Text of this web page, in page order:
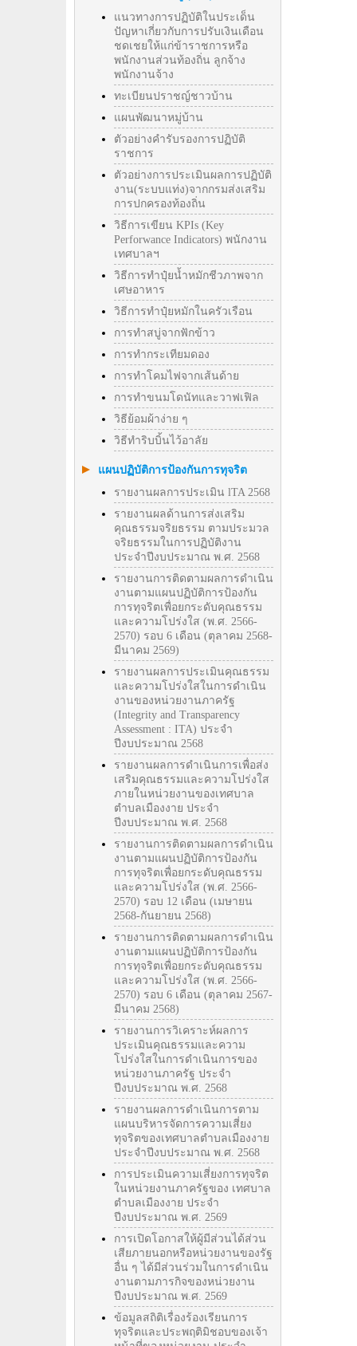
แนวทางการปฏิบัติในประเด็น
ปัญหาเกี่ยวกับการปรับเงินเดือน
ชดเชยให้แก่ข้าราชการหรือ
พนักงานส่วนท้องถิ่น ลูกจ้าง
พนักงานจ้าง
ทะเบียนปราชญ์ชาวบ้าน
แผนพัฒนาหมู่บ้าน
ตัวอย่างคำรับรองการปฏิบัติ
ราชการ
ตัวอย่างการประเมินผลการปฏิบัติ
งาน(ระบบแท่ง)จากกรมส่งเสริม
การปกครองท้องถิ่น
วิธีการเขียน KPIs (Key
Perforwance Indicators) พนักงาน
เทศบาลฯ
วิธีการทำปุ๋ยน้ำหมักชีวภาพจาก
เศษอาหาร
วิธีการทำปุ๋ยหมักในครัวเรือน
การทำสบู่จากฟักข้าว
การทำกระเทียมดอง
การทำโคมไฟจากเส้นด้าย
การทำขนมโดนัทและวาฟเฟิล
วิธีย้อมผ้าง่าย ๆ
วิธีทําริบบิ้นไว้อาลัย
แผนปฏิบัติการป้องกันการทุจริต
รายงานผลการประเมิน lTA 2568
รายงานผลด้านการส่งเสริม
คุณธรรมจริยธรรม ตามประมวล
จริยธรรมในการปฏิบัติงาน
ประจำปีงบประมาณ พ.ศ. 2568
รายงานการติดตามผลการดำเนิน
งานตามแผนปฏิบัติการป้องกัน
การทุจริตเพื่อยกระดับคุณธรรม
และความโปร่งใส (พ.ศ. 2566-
2570) รอบ 6 เดือน (ตุลาคม 2568-
มีนาคม 2569)
รายงานผลการประเมินคุณธรรม
และความโปร่งใสในการดำเนิน
งานของหน่วยงานภาครัฐ
(Integrity and Transparency
Assessment : ITA) ประจำ
ปีงบประมาณ 2568
รายงานผลการดำเนินการเพื่อส่ง
เสริมคุณธรรมและความโปร่งใส
ภายในหน่วยงานของเทศบาล
ตำบลเมืองงาย ประจำ
ปีงบประมาณ พ.ศ. 2568
รายงานการติดตามผลการดำเนิน
งานตามแผนปฏิบัติการป้องกัน
การทุจริตเพื่อยกระดับคุณธรรม
และความโปร่งใส (พ.ศ. 2566-
2570) รอบ 12 เดือน (เมษายน
2568-กันยายน 2568)
รายงานการติดตามผลการดำเนิน
งานตามแผนปฏิบัติการป้องกัน
การทุจริตเพื่อยกระดับคุณธรรม
และความโปร่งใส (พ.ศ. 2566-
2570) รอบ 6 เดือน (ตุลาคม 2567-
มีนาคม 2568)
รายงานการวิเคราะห์ผลการ
ประเมินคุณธรรมและความ
โปร่งใสในการดำเนินการของ
หน่วยงานภาครัฐ ประจำ
ปีงบประมาณ พ.ศ. 2568
รายงานผลการดำเนินการตาม
แผนบริหารจัดการความเสี่ยง
ทุจริตของเทศบาลตำบลเมืองงาย
ประจำปีงบประมาณ พ.ศ. 2568
การประเมินความเสี่ยงการทุจริต
ในหน่วยงานภาครัฐของ เทศบาล
ตำบลเมืองงาย ประจำ
ปีงบประมาณ พ.ศ. 2569
การเปิดโอกาสให้ผู้มีส่วนได้ส่วน
เสียภายนอกหรือหน่วยงานของรัฐ
อื่น ๆ ได้มีส่วนร่วมในการดำเนิน
งานตามภารกิจของหน่วยงาน
ปีงบประมาณ พ.ศ. 2569
ข้อมูลสถิติเรื่องร้องเรียนการ
ทุจริตและประพฤติมิชอบของเจ้า